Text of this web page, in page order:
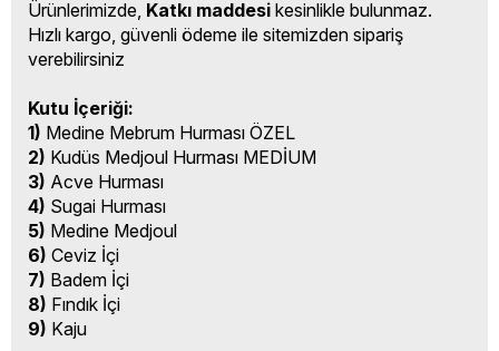
Ürünlerimizde, Katkı maddesi kesinlikle bulunmaz.
Hızlı kargo, güvenli ödeme ile sitemizden sipariş
verebilirsiniz
Kutu İçeriği:
1) Medine Mebrum Hurması ÖZEL
2) Kudüs Medjoul Hurması MEDİUM
3) Acve Hurması
4) Sugai Hurması
5) Medine Medjoul
6) Ceviz İçi
7) Badem İçi
8) Fındık İçi
9) Kaju